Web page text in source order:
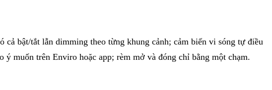
bật/tắt lẫn dimming theo từng khung cảnh; cảm biến vi sóng tự điều
muốn trên Enviro hoặc app; rèm mở và đóng chỉ bằng một chạm.